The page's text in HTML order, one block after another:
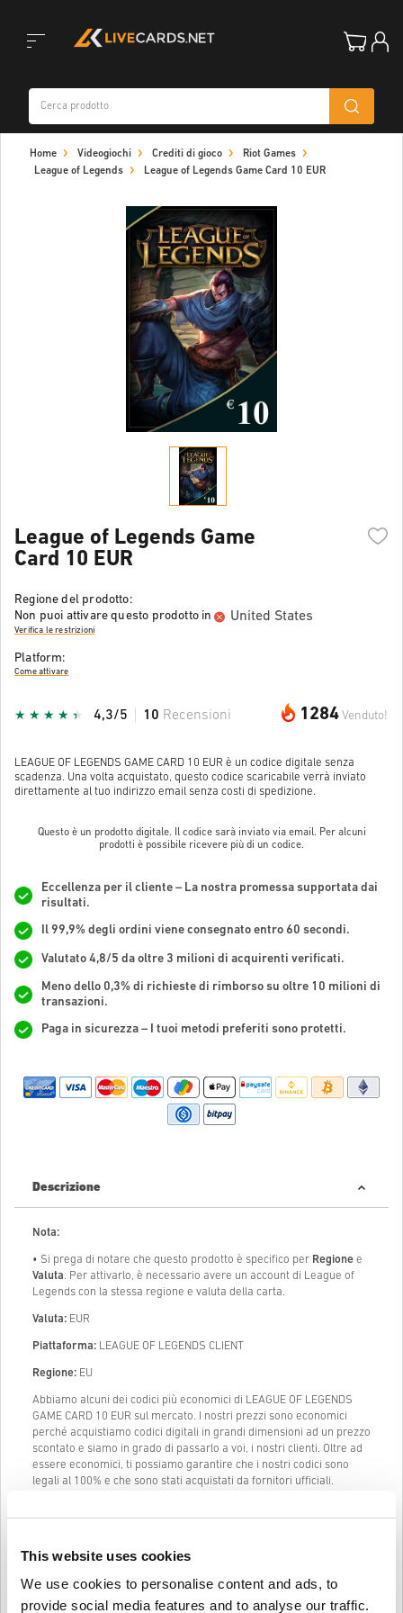
This website uses cookies
We use cookies to personalise content and ads, to
provide social media features and to analyse our traffic.
navigation
Home Videogiochi Crediti di gioco
Riot Games
League of Legends
League of Legends Game Card 10 EUR
League of Legends Game
Card 10 EUR
Regione del prodotto:
Non puoi attivare questo prodotto in
United States
Verifica le restrizioni
Platform:
Come attivare
1284 Venduto!
4,3/5 10 Recensioni
LEAGUE OF LEGENDS GAME CARD 10 EUR è un codice digitale senza
scadenza. Una volta acquistato, questo codice scaricabile verrà inviato
direttamente al tuo indirizzo email senza costi di spedizione.
Questo è un prodotto digitale. Il codice sarà inviato via email. Per alcuni
prodotti è possibile ricevere più di un codice.
Eccellenza per il cliente – La nostra promessa supportata dai
risultati.
Il 99,9% degli ordini viene consegnato entro 60 secondi.
Valutato 4,8/5 da oltre 3 milioni di acquirenti verificati.
Meno dello 0,3% di richieste di rimborso su oltre 10 milioni di
transazioni.
Paga in sicurezza – I tuoi metodi preferiti sono protetti.
Descrizione
Nota:
• Si prega di notare che questo prodotto è specifico per Regione e
Valuta. Per attivarlo, è necessario avere un account di League of
Legends con la stessa regione e valuta della carta.
Valuta: EUR
Piattaforma: LEAGUE OF LEGENDS CLIENT
Regione: EU
Abbiamo alcuni dei codici più economici di LEAGUE OF LEGENDS
GAME CARD 10 EUR sul mercato. I nostri prezzi sono economici
perché acquistiamo codici digitali in grandi dimensioni ad un prezzo
scontato e siamo in grado di passarlo a voi, i nostri clienti. Oltre ad
essere economici, ti possiamo garantire che i nostri codici sono
legali al 100% e che sono stati acquistati da fornitori ufficiali.
saranno forniti prima o alla data di rilascio menzionata.)
La nostra Live Chat (24/7) e il nostro eccellente supporto clienti
sono sempre disponibili in caso ci fossero problemi o domande